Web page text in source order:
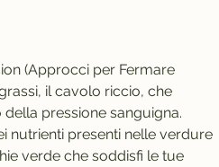
il cavolo riccio, che
pressione sanguigna.
nutrienti presenti nelle verdure
verde che soddisfi le tue